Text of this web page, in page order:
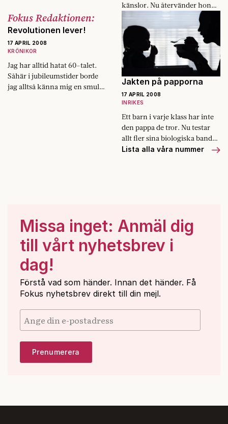
känslor. Nu återvänder hon
till Paris.
Fokus Redaktionen:
Revolutionen lever!
17 APRIL 2008
KRÖNIKOR
Jag har alltid hatat 60-talet.
Såhär i jubileumstider borde
jag alltså känna mig en smula
Jakten på papporna
17 APRIL 2008
INRIKES
Ett barn i varje klass har inte
den pappa de tror. Nu testar
allt fler sina biologiska band
med dna-test.
Lista alla våra nummer
Missa inget: Anmäl dig
till vårt nyhetsbrev i
dag!
Förstå vad som händer. Innan det händer. Få
Fokus nyhetsbrev direkt till din mejl.